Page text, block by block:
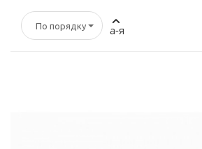
По порядку а-я